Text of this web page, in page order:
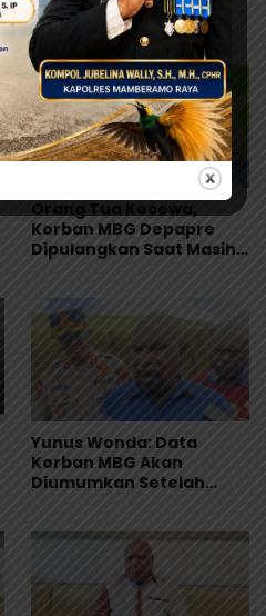
Orang Tua Kecewa,
Korban MBG Depapre
Dipulangkan Saat Masih
Yunus Wonda: Data
Korban MBG Akan
Diumumkan Setelah